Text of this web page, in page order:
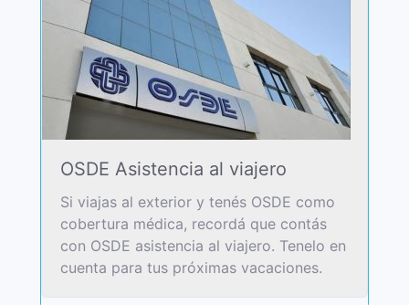
OSDE Asistencia al viajero
Si viajas al exterior y tenés OSDE como
cobertura médica, recordá que contás
con OSDE asistencia al viajero. Tenelo en
cuenta para tus próximas vacaciones.